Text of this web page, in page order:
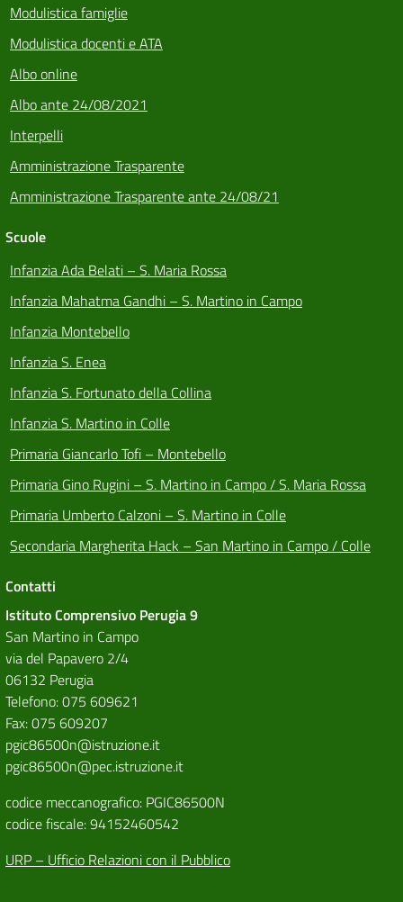
Modulistica famiglie
Modulistica docenti e ATA
Albo online
Albo ante 24/08/2021
Interpelli
Amministrazione Trasparente
Amministrazione Trasparente ante 24/08/21
Scuole
Infanzia Ada Belati – S. Maria Rossa
Infanzia Mahatma Gandhi – S. Martino in Campo
Infanzia Montebello
Infanzia S. Enea
Infanzia S. Fortunato della Collina
Infanzia S. Martino in Colle
Primaria Giancarlo Tofi – Montebello
Primaria Gino Rugini – S. Martino in Campo / S. Maria Rossa
Primaria Umberto Calzoni – S. Martino in Colle
Secondaria Margherita Hack – San Martino in Campo / Colle
Contatti
Istituto Comprensivo Perugia 9
San Martino in Campo
via del Papavero 2/4
06132 Perugia
Telefono: 075 609621
Fax: 075 609207
pgic86500n@istruzione.it
pgic86500n@pec.istruzione.it
codice meccanografico: PGIC86500N
codice fiscale: 94152460542
URP – Ufficio Relazioni con il Pubblico